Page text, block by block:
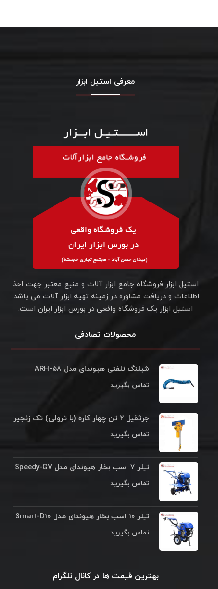
معرفی استیل ابزار
استیل ابزار فروشگاه جامع ابزار آلات و منبع معتبر جهت اخذ
اطلاعات و دریافت مشاوره در زمینه تهیه ابزار آلات می باشد.
استیل ابزار یک فروشگاه واقعی در بورس ابزار ایران است.
محصولات تصادفی
شیلنگ تلفنی هیوندای مدل ARH-۵۸
تماس بگیرید
جرثقیل ۲ تن چهار کاره (با ترولی) تک زنجیر
تماس بگیرید
تیلر ۷ اسب بخار هیوندای مدل Speedy-G۷
تماس بگیرید
تیلر ۱۰ اسب بخار هیوندای مدل Smart-D۱۰
تماس بگیرید
بهترین قیمت ها در کانال تلگرام